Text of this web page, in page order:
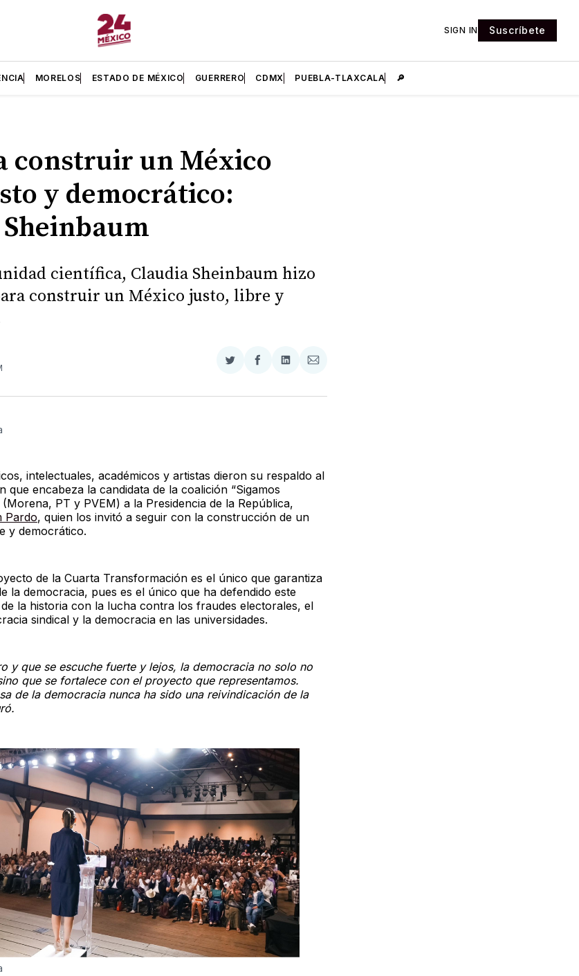
SIGN IN Suscríbete
MORELOS ESTADO DE MÉXICO GUERRERO CDMX PUEBLA-TLAXCALA 🔎
construir un México
y democrático:
científica, Claudia Sheinbaum hizo
construir un México justo, libre y
Compartir
Twitter
Compartir
Facebook
Compartir
LinkedIn
Compartir
Email
intelectuales, académicos y artistas dieron su respaldo al
que encabeza la candidata de la coalición “Sigamos
PT y PVEM) a la Presidencia de la República,
Pardo, quien los invitó a seguir con la construcción de un
y democrático.
de la Cuarta Transformación es el único que garantiza
la democracia, pues es el único que ha defendido este
la historia con la lucha contra los fraudes electorales, el
sindical y la democracia en las universidades.
y que se escuche fuerte y lejos, la democracia no solo no
que se fortalece con el proyecto que representamos.
de la democracia nunca ha sido una reivindicación de la